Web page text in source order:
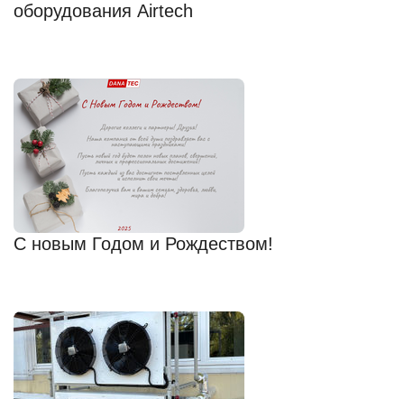
оборудования Airtech
С новым Годом и Рождеством!